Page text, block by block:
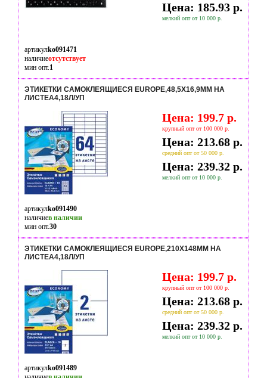
Цена: 185.93 р.
мелкий опт от 10 000 р.
артикулko091471
наличиеотсутствует
мин опт.1
ЭТИКЕТКИ САМОКЛЕЯЩИЕСЯ EUROPE,48,5Х16,9ММ НА
ЛИСТЕА4,18Л/УП
Цена: 199.7 р.
крупный опт от 100 000 р.
Цена: 213.68 р.
средний опт от 50 000 р.
Цена: 239.32 р.
мелкий опт от 10 000 р.
артикулko091490
наличиев наличии
мин опт.30
ЭТИКЕТКИ САМОКЛЕЯЩИЕСЯ EUROPE,210Х148ММ НА
ЛИСТЕА4,18Л/УП
Цена: 199.7 р.
крупный опт от 100 000 р.
Цена: 213.68 р.
средний опт от 50 000 р.
Цена: 239.32 р.
мелкий опт от 10 000 р.
артикулko091489